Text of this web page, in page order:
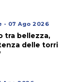
- 07 Ago 2026
tra bellezza,
delle torri